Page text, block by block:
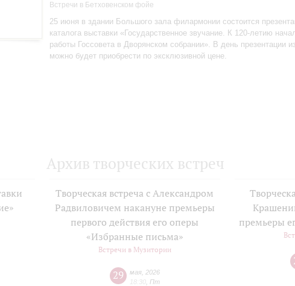
Встречи в Бетховенском фойе
25 июня в здании Большого зала филармонии состоится
каталога выставки «Государственное звучание. К 120‑летию
работы Госсовета в Дворянском собрании». В день презентации
можно будет приобрести по эксклюзивной цене.
Архив творческих встреч
Творческая встреча с Александром
Радвиловичем накануне премьеры
первого действия его оперы
«Избранные письма»
Встречи в Музитории
29 мая, 2026
18:30, Пт
премьеры